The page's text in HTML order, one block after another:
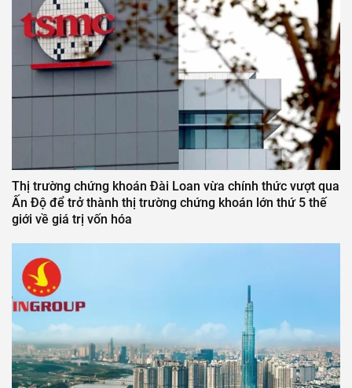
Thị trường chứng khoán Đài Loan vừa chính thức vượt qua
Ấn Độ để trở thành thị trường chứng khoán lớn thứ 5 thế
giới về giá trị vốn hóa